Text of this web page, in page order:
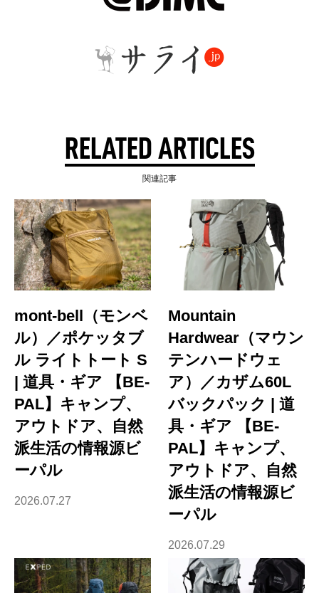
RELATED ARTICLES
関連記事
mont-bell（モンベ
ル）／ポケッタブ
ル ライトトート S
| 道具・ギア 【BE-
PAL】キャンプ、
アウトドア、自然
派生活の情報源ビ
ーパル
2026.07.27
Mountain
Hardwear（マウン
テンハードウェ
ア）／カザム60L
バックパック | 道
具・ギア 【BE-
PAL】キャンプ、
アウトドア、自然
派生活の情報源ビ
ーパル
2026.07.29